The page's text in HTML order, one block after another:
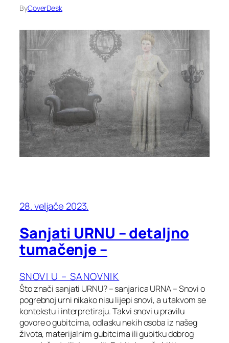
ByCoverDesk
28. veljače 2023.
Sanjati URNU – detaljno
tumačenje –
SNOVI U – SANOVNIK
Što znači sanjati URNU? – sanjarica URNA – Snovi o
pogrebnoj urni nikako nisu lijepi snovi, a u takvom se
kontekstu i interpretiraju. Takvi snovi u pravilu
govore o gubitcima, odlasku nekih osoba iz našeg
života, materijalnim gubitcima ili gubitku dobrog